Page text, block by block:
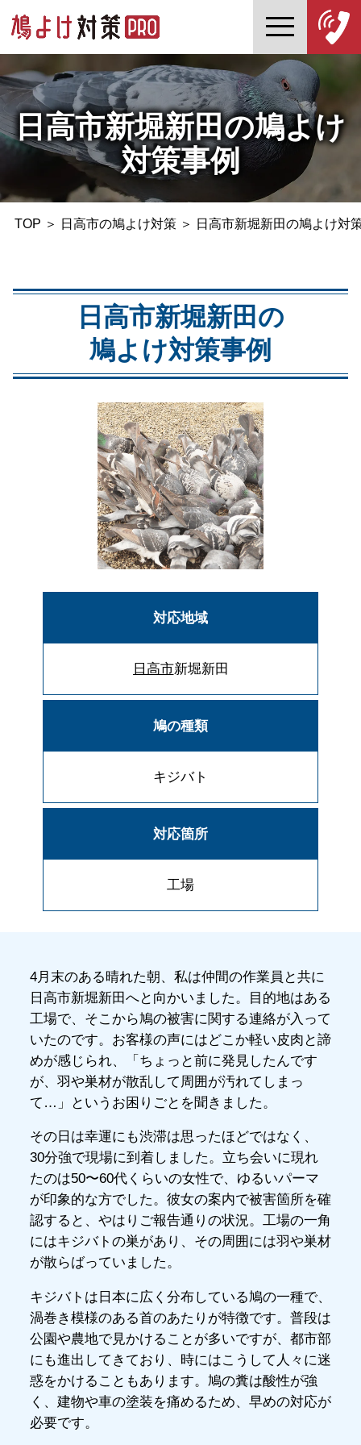
日高市新堀新田の鳩よけ
対策事例
TOP ＞ 日高市の鳩よけ対策＞ 日高市新堀新田の鳩よけ対
日高市新堀新田の
鳩よけ対策事例
対応地域
日高市新堀新田
鳩の種類
キジバト
対応箇所
工場
4月末のある晴れた朝、私は仲間の作業員と共に
日高市新堀新田へと向かいました。目的地はある
工場で、そこから鳩の被害に関する連絡が入って
いたのです。お客様の声にはどこか軽い皮肉と諦
めが感じられ、「ちょっと前に発見したんです
が、羽や巣材が散乱して周囲が汚れてしまっ
て…」というお困りごとを聞きました。
その日は幸運にも渋滞は思ったほどではなく、
30分強で現場に到着しました。立ち会いに現れ
たのは50〜60代くらいの女性で、ゆるいパーマ
が印象的な方でした。彼女の案内で被害箇所を確
認すると、やはりご報告通りの状況。工場の一角
にはキジバトの巣があり、その周囲には羽や巣材
が散らばっていました。
キジバトは日本に広く分布している鳩の一種で、
渦巻き模様のある首のあたりが特徴です。普段は
公園や農地で見かけることが多いですが、都市部
にも進出してきており、時にはこうして人々に迷
惑をかけることもあります。鳩の糞は酸性が強
く、建物や車の塗装を痛めるため、早めの対応が
必要です。